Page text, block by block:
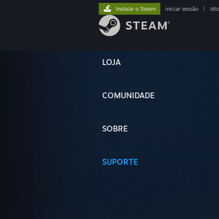
LOJA
COMUNIDADE
SOBRE
SUPORTE
Instalar o Steam iniciar sessão